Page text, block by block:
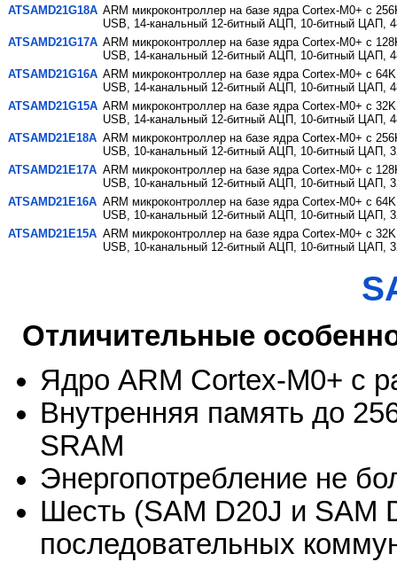
ATSAMD21G18A ARM микроконтроллер на базе ядра Cortex-M0+ с
USB, 14-канальный 12-битный АЦП, 10-битный ЦАП,
ATSAMD21G17A ARM микроконтроллер на базе ядра Cortex-M0+ с
USB, 14-канальный 12-битный АЦП, 10-битный ЦАП,
ATSAMD21G16A ARM микроконтроллер на базе ядра Cortex-M0+ с
USB, 14-канальный 12-битный АЦП, 10-битный ЦАП,
ATSAMD21G15A ARM микроконтроллер на базе ядра Cortex-M0+ с
USB, 14-канальный 12-битный АЦП, 10-битный ЦАП,
ATSAMD21E18A ARM микроконтроллер на базе ядра Cortex-M0+ с
USB, 10-канальный 12-битный АЦП, 10-битный ЦАП,
ATSAMD21E17A ARM микроконтроллер на базе ядра Cortex-M0+ с
USB, 10-канальный 12-битный АЦП, 10-битный ЦАП,
ATSAMD21E16A ARM микроконтроллер на базе ядра Cortex-M0+ с
USB, 10-канальный 12-битный АЦП, 10-битный ЦАП,
ATSAMD21E15A ARM микроконтроллер на базе ядра Cortex-M0+ с
USB, 10-канальный 12-битный АЦП, 10-битный ЦАП,
Отличительные
Ядро ARM Cortex-M0+ с
Внутренняя память до
SRAM
Энергопотребление не
Шесть (SAM D20J и SAM
последовательных